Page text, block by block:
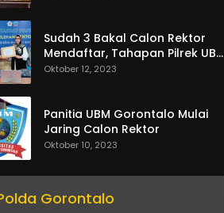
Sudah 3 Bakal Calon Rektor
Mendaftar, Tahapan Pilrek UBM
Gorontalo Makin Seru
Oktober 12, 2023
Panitia UBM Gorontalo Mulai
Jaring Calon Rektor
Oktober 10, 2023
Gorontalo